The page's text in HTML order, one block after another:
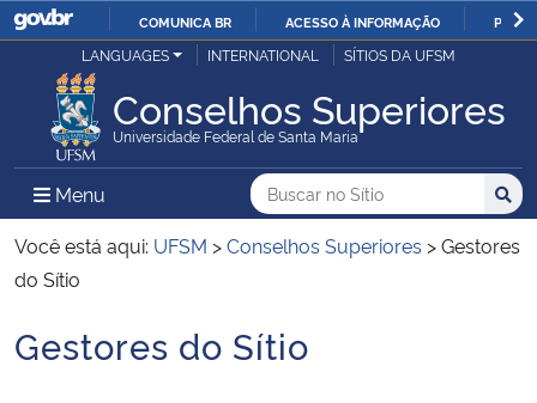
IR
O
COMUNICA BR ACESSO À INFORMAÇÃO
Ministério da Justiça e Segurança Pública
Ministério da Defesa
Ministério das Relações Exteriores
Ministério da Infraestrutura
LANGUAGES INTERNATIONAL SÍTIOS DA UFSM
Conselhos Superiores
Universidade Federal de Santa Maria
Menu Menu Principal do Sítio
Busca
Buscar no no Sítio
Busca:
Você está aqui: UFSM >Conselhos Superiores >Gestores
do Sítio
Início do conteúdo
Gestores do Sítio